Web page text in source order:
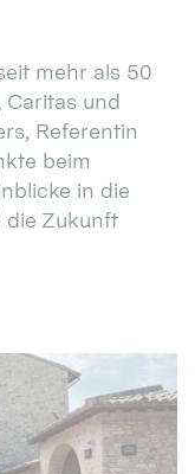
mehr als 50
und
Referentin
beim
in die
die Zukunft